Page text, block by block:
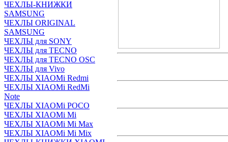
ЧЕХЛЫ-КНИЖКИ
SAMSUNG
ЧЕХЛЫ ORIGINAL
SAMSUNG
ЧЕХЛЫ для SONY
ЧЕХЛЫ для TECNO
ЧЕХЛЫ для TECNO OSC
ЧЕХЛЫ для Vivo
ЧЕХЛЫ XIAOMi Redmi
ЧЕХЛЫ XIAOMi RedMi
Note
ЧЕХЛЫ XIAOMi POCO
ЧЕХЛЫ XIAOMi Mi
ЧЕХЛЫ XIAOMi Mi Max
ЧЕХЛЫ XIAOMi Mi Mix